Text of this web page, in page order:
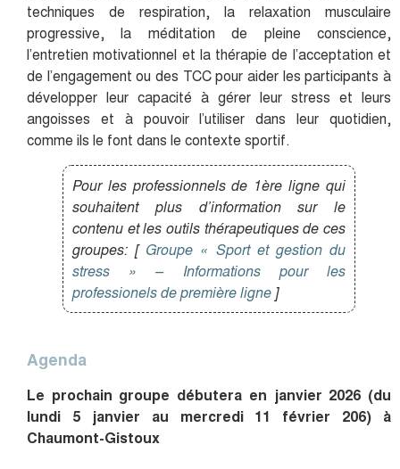
techniques de respiration, la relaxation musculaire
progressive, la méditation de pleine conscience,
l’entretien motivationnel et la thérapie de l’acceptation et
de l’engagement ou des TCC pour aider les participants à
développer leur capacité à gérer leur stress et leurs
angoisses et à pouvoir l’utiliser dans leur quotidien,
comme ils le font dans le contexte sportif.
Pour les professionnels de 1ère ligne qui
souhaitent plus d’information sur le
contenu et les outils thérapeutiques de ces
groupes: [ Groupe « Sport et gestion du
stress » – Informations pour les
professionels de première ligne ]
Agenda
Le prochain groupe débutera en janvier 2026 (du
lundi 5 janvier au mercredi 11 février 206) à
Chaumont-Gistoux